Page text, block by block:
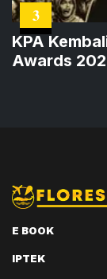
3
KPA
Awards
E BOOK
IPTEK